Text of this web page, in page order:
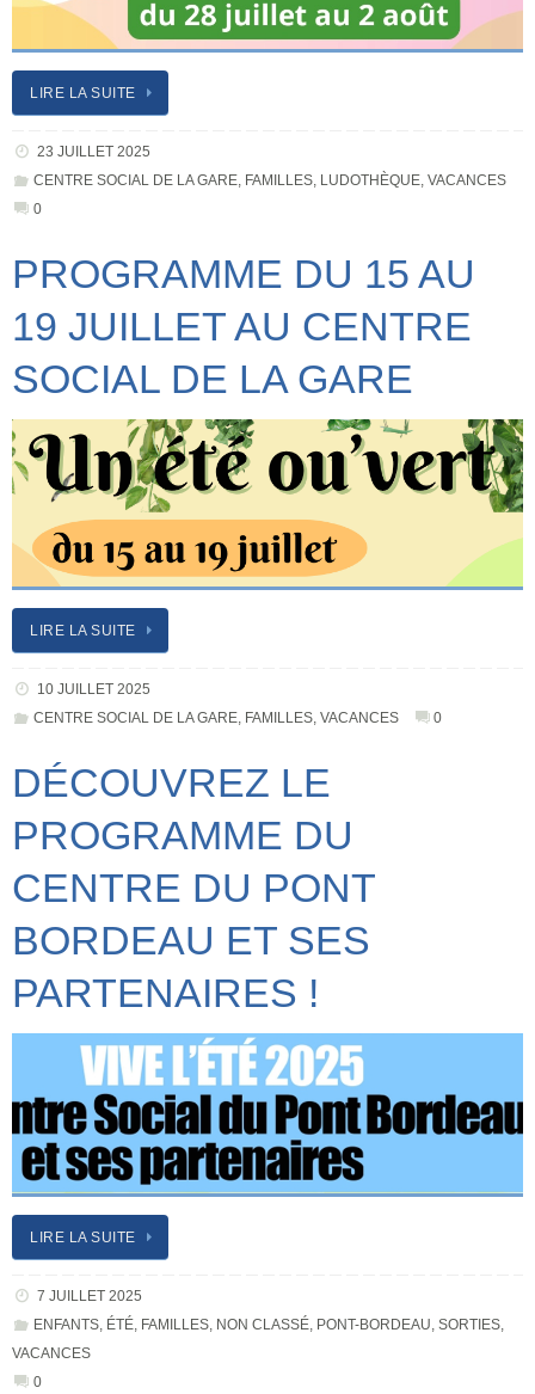
LIRE LA SUITE
23 JUILLET 2025
CENTRE SOCIAL DE LA GARE, FAMILLES, LUDOTHÈQUE, VACANCES
0
PROGRAMME DU 15 AU
19 JUILLET AU CENTRE
SOCIAL DE LA GARE
LIRE LA SUITE
10 JUILLET 2025
CENTRE SOCIAL DE LA GARE, FAMILLES, VACANCES 0
DÉCOUVREZ LE
PROGRAMME DU
CENTRE DU PONT
BORDEAU ET SES
PARTENAIRES !
LIRE LA SUITE
7 JUILLET 2025
ENFANTS, ÉTÉ, FAMILLES, NON CLASSÉ, PONT-BORDEAU, SORTIES,
VACANCES
0